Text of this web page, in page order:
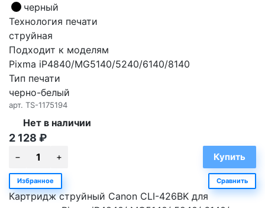
черный
Технология печати
струйная
Подходит к моделям
Pixma iP4840/MG5140/5240/6140/8140
Тип печати
черно-белый
арт. TS-1175194
Нет в наличии
2 128 ₽
Избранное Сравнить
Картридж струйный Canon CLI-426BK для